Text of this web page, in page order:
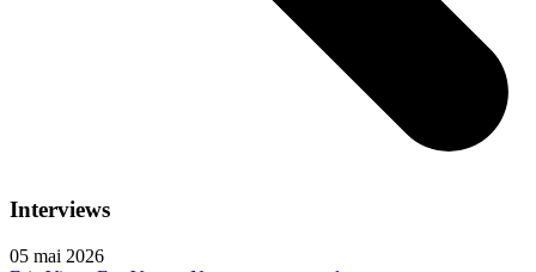
Interviews
05 mai 2026